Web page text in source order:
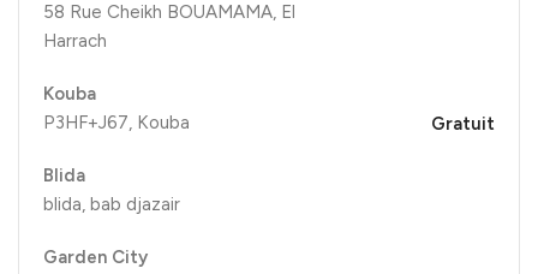
58 Rue Cheikh BOUAMAMA, El
Harrach
Kouba
P3HF+J67, Kouba
Blida
blida, bab djazair
Garden City
Gratuit